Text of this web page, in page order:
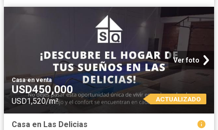
Ver foto
Casa·en venta
USD450,000
USD1,520/m² ACTUALIZADO
Casa en Las Delicias